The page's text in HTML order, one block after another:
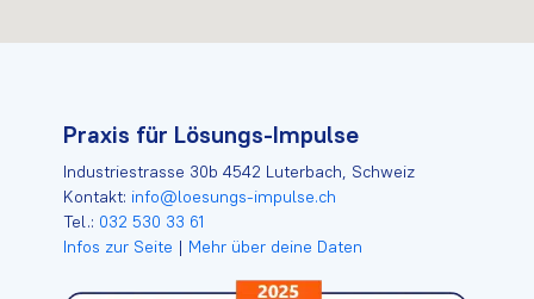
Praxis für Lösungs-Impulse
Industriestrasse 30b 4542 Luterbach, Schweiz
Kontakt: info@loesungs-impulse.ch
Tel.: 032 530 33 61
Infos zur Seite | Mehr über deine Daten